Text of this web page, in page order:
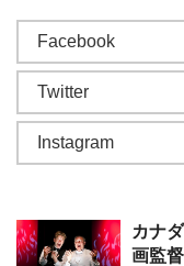
Facebook
Twitter
Instagram
カナ
画監